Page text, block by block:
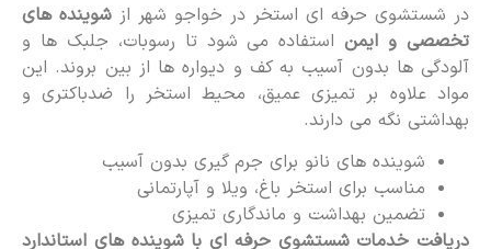
در شستشوی حرفه ای استخر در خواجو شهر از شوینده های
تخصصی و ایمناستفاده می شود تا رسوبات، جلبک ها و
آلودگی ها بدون آسیب به کف و دیواره ها از بین بروند. این
مواد علاوه بر تمیزی عمیق، محیط استخر را ضدباکتری و
بهداشتی نگه می دارند.
شوینده های نانو برای جرم گیری بدون آسیب
مناسب برای استخر باغ، ویلا و آپارتمانی
تضمین بهداشت و ماندگاری تمیزی
دریافت خدمات شستشوی حرفه ای با شوینده های استاندارد